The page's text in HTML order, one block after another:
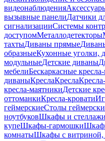
видеонаблюдения
вызывные панелиДатчики
сигнализацииСистемы
доступомМеталлодетекторы
тахтыДиваны прямые
образныеКухонные уголки,
модульныеДетские диваны
мебелиБескаркасные
диваныКреслаКресла
кресла-маятникиДетские
оттоманкиКресла-кровати
геймерскиеСтолы
ноутбуковШкафы и стеллажи
купеШкафы-гармошки
комнатыШкафы с витриной,